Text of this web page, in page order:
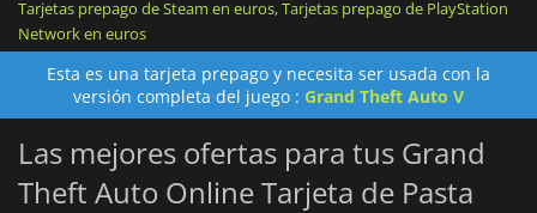
Hay una gran variedad de tarjetas disponibles, cada una de
las cuales te otorgará una cierta cantidad de dinero en
Theft Auto Online, que podrás usar como quieras. Solo tienes
que asegurarte de conseguir la tarjeta adecuada para la
plataforma en la que estés jugando.
Tarjetas prepago de Steam en euros,Tarjetas prepago de PlayStation
Network en euros
Esta es una tarjeta prepago y necesita ser usada con la
versión completa del juego : Grand Theft Auto V
Las mejores ofertas para tus Grand
Theft Auto Online Tarjeta de Pasta